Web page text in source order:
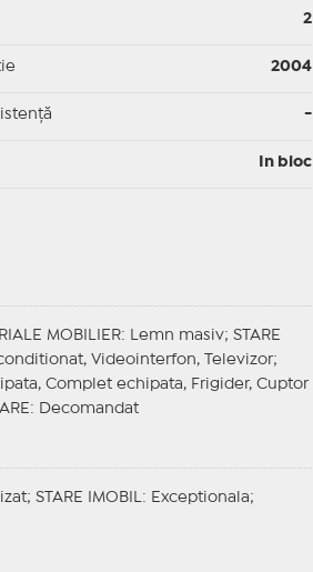
2
2004
-
In bloc
MOBILIER: Lemn masiv; STARE
Videointerfon, Televizor;
Complet echipata, Frigider, Cuptor
: Decomandat
STARE IMOBIL
: Exceptionala;